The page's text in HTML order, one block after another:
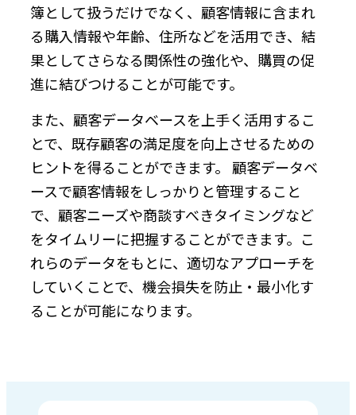
簿として扱うだけでなく、顧客情報に含まれ
る購入情報や年齢、住所などを活用でき、結
果としてさらなる関係性の強化や、購買の促
進に結びつけることが可能です。
また、顧客データベースを上手く活用するこ
とで、既存顧客の満足度を向上させるための
ヒントを得ることができます。 顧客データベ
ースで顧客情報をしっかりと管理すること
で、顧客ニーズや商談すべきタイミングなど
をタイムリーに把握することができます。こ
れらのデータをもとに、適切なアプローチを
していくことで、機会損失を防止・最小化す
ることが可能になります。